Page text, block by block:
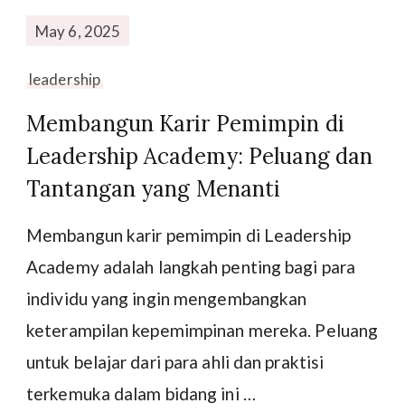
May 6, 2025
leadership
Membangun Karir Pemimpin di
Leadership Academy: Peluang dan
Tantangan yang Menanti
Membangun karir pemimpin di Leadership
Academy adalah langkah penting bagi para
individu yang ingin mengembangkan
keterampilan kepemimpinan mereka. Peluang
untuk belajar dari para ahli dan praktisi
terkemuka dalam bidang ini …